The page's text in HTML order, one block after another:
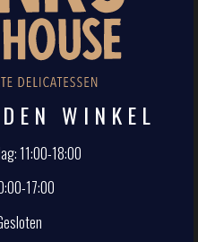
WINKEL
11:00-18:00
17:00